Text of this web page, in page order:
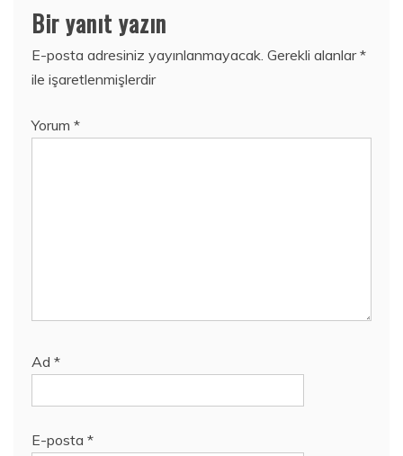
Bir yanıt yazın
E-posta adresiniz yayınlanmayacak. Gerekli alanlar*
ile işaretlenmişlerdir
Yorum *
Ad *
E-posta *